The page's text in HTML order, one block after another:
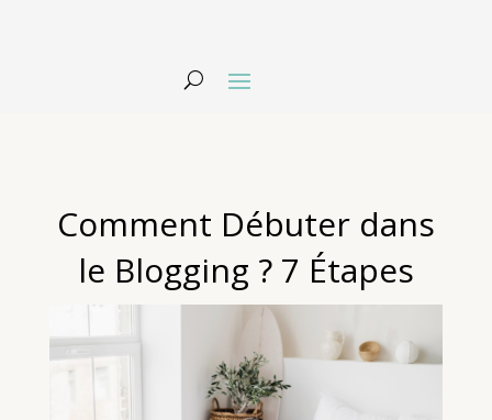
Comment Débuter dans
le Blogging ? 7 Étapes